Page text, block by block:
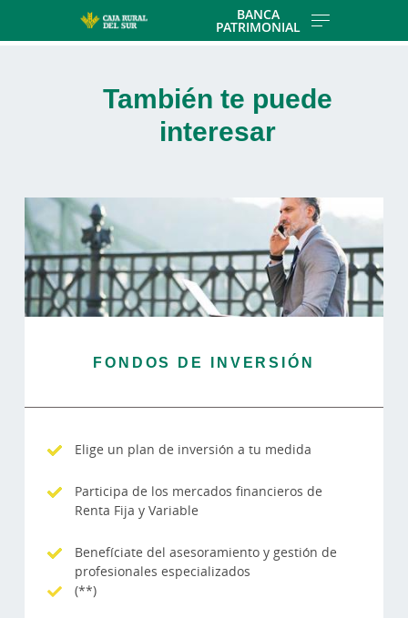
Skip to main contentt
BANCA
PATRIMONIAL
También te puede
interesar
FONDOS DE INVERSIÓN
Elige un plan de inversión a tu medida
Participa de los mercados financieros de
Renta Fija y Variable
Benefíciate del asesoramiento y gestión de
profesionales especializados
(**)